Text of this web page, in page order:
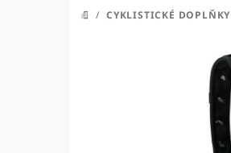
DOMŮ
/ CYKLISTICKÉ DOPLŇKY